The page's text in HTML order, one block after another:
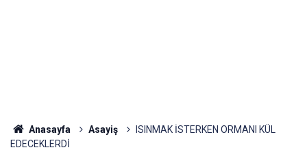
Anasayfa Asayiş
ISINMAK İSTERKEN ORMANI KÜL
EDECEKLERDİ